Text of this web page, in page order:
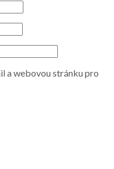
a webovou stránku pro